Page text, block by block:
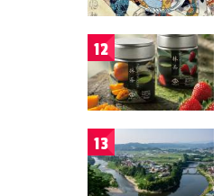
12
13